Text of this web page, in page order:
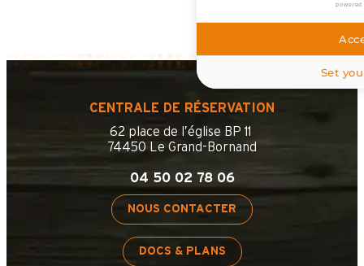
CENTRALE DE RÉSERVATION
62 place de l’église BP 11
74450 Le Grand-Bornand
04 50 02 78 06
NOUS CONTACTER
DOCS & PLANS
powered
Set